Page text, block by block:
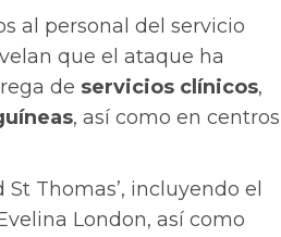
al personal del servicio
que el ataque ha
de servicios clínicos,
, así como en centros
St Thomas’, incluyendo el
London, así como